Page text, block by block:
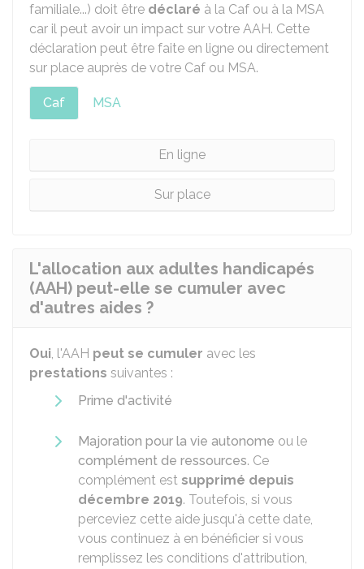
familiale...) doit être déclaré à la Caf ou à la MSA
car il peut avoir un impact sur votre AAH. Cette
déclaration peut être faite en ligne ou directement
sur place auprès de votre Caf ou MSA.
Caf MSA
En ligne
Sur place
L'allocation aux adultes handicapés
(AAH) peut-elle se cumuler avec
d'autres aides ?
Oui, l'AAH peut se cumuler avec les
prestations suivantes :
Prime d'activité
Majoration pour la vie autonome ou le
complément de ressources. Ce
complément est supprimé depuis
décembre 2019. Toutefois, si vous
perceviez cette aide jusqu'à cette date,
vous continuez à en bénéficier si vous
remplissez les conditions d'attribution,